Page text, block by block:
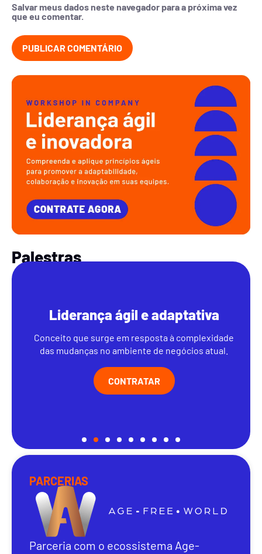
Salvar meus dados neste navegador para a próxima vez
que eu comentar.
Palestras
Liderança ágil e adaptativa
Conceito que surge em resposta à complexidade
das mudanças no ambiente de negócios atual.
CONTRATAR
PARCERIAS
Parceria com o ecossistema Age-